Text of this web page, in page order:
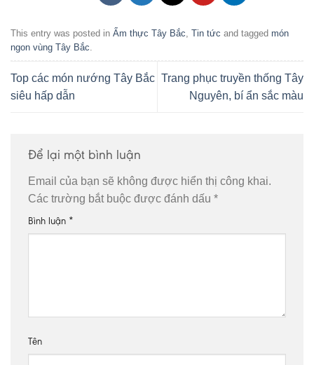
This entry was posted in Ẩm thực Tây Bắc, Tin tức and tagged món
ngon vùng Tây Bắc.
Top các món nướng Tây Bắc
siêu hấp dẫn
Trang phục truyền thống Tây
Nguyên, bí ẩn sắc màu
Để lại một bình luận
Email của bạn sẽ không được hiển thị công khai.
Các trường bắt buộc được đánh dấu *
Bình luận *
Tên